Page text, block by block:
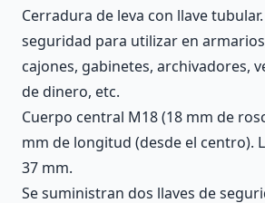
Cerradura de leva con llave
seguridad para utilizar en
cajones, gabinetes, archivadores,
de dinero, etc.
Cuerpo central M18 (18 mm de
mm de longitud (desde el centro).
37 mm.
Se suministran dos llaves de